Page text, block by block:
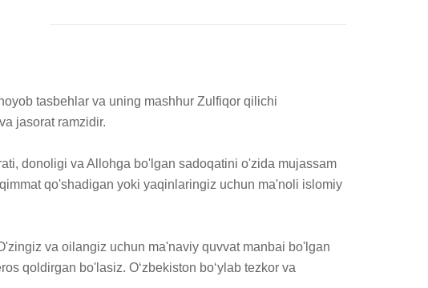
tasbehlar va uning mashhur Zulfiqor qilichi
jasorat ramzidir.
donoligi va Allohga bo'lgan sadoqatini o'zida mujassam
qo'shadigan yoki yaqinlaringiz uchun ma'noli islomiy
va oilangiz uchun ma'naviy quvvat manbai bo'lgan
qoldirgan bo'lasiz. Oʻzbekiston boʻylab tezkor va